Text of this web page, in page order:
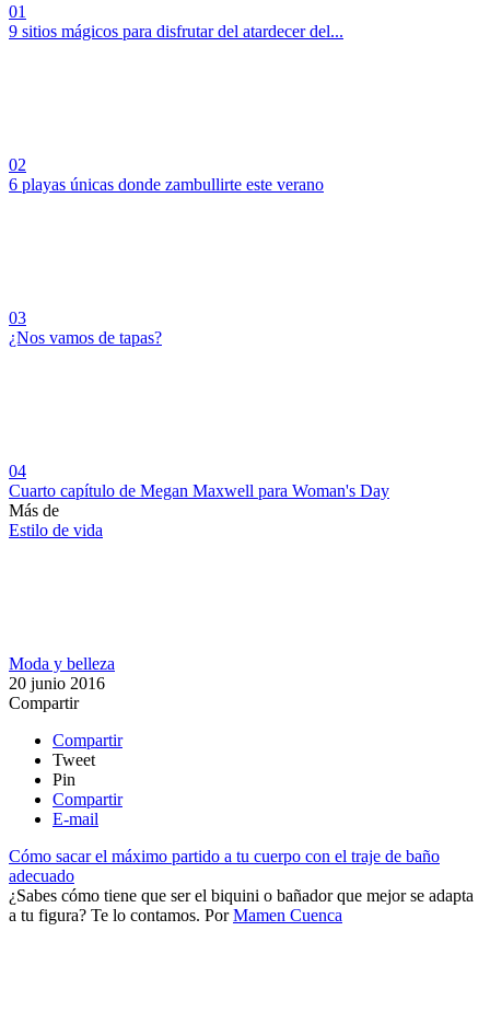
01
9 sitios mágicos para disfrutar del atardecer del...
02
6 playas únicas donde zambullirte este verano
03
¿Nos vamos de tapas?
04
Cuarto capítulo de Megan Maxwell para Woman's Day
Más de
Estilo de vida
Moda y belleza
20 junio 2016
Compartir
Compartir
Tweet
Pin
Compartir
E-mail
Cómo sacar el máximo partido a tu cuerpo con el traje de baño
adecuado
¿Sabes cómo tiene que ser el biquini o bañador que mejor se adapta
a tu figura? Te lo contamos. PorMamen Cuenca